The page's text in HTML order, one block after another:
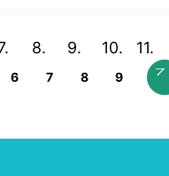
6 7 8 9